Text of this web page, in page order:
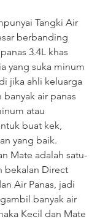
Tangki Air
berbanding
3.4L khas
yang suka minum
jika ahli keluarga
air panas
atau
buat kek,
yang baik.
Mate adalah satu-
bekalan Direct
Air Panas, jadi
banyak air
Kecil dan Mate